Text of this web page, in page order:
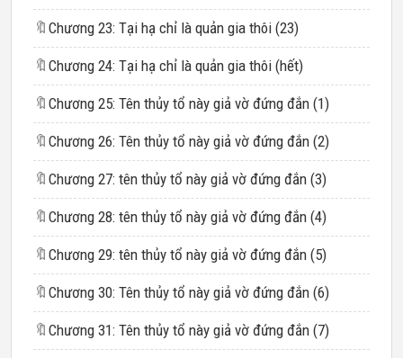
🔖 Chương 23: Tại hạ chỉ là quản gia thôi (23)​
🔖 Chương 24: Tại hạ chỉ là quản gia thôi (hết)
🔖 Chương 25: Tên thủy tổ này giả vờ đứng đắn (1) ​
🔖 Chương 26: Tên thủy tổ này giả vờ đứng đắn (2) ​
🔖 Chương 27: tên thủy tổ này giả vờ đứng đắn (3)​
🔖 Chương 28: tên thủy tổ này giả vờ đứng đắn (4)​
🔖 Chương 29: tên thủy tổ này giả vờ đứng đắn (5)​
🔖 Chương 30: Tên thủy tổ này giả vờ đứng đắn (6)
🔖 Chương 31: Tên thủy tổ này giả vờ đứng đắn (7)